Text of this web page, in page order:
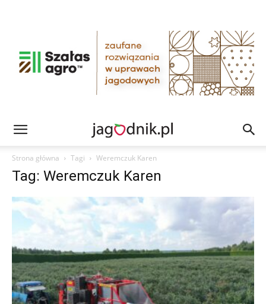
Strona główna Tagi Weremczuk Karen
Tag: Weremczuk Karen